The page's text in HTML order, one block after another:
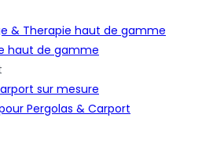
& Therapie haut de gamme
haut de gamme
sur mesure
Pergolas & Carport